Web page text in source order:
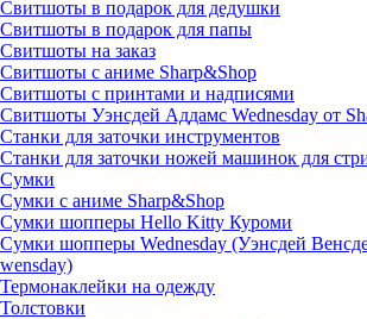
Свитшоты в подарок для дедушки
Свитшоты в подарок для папы
Свитшоты на заказ
Свитшоты с аниме Sharp&Shop
Свитшоты с принтами и надписями
Свитшоты Уэнсдей Аддамс Wednesday от
Станки для заточки инструментов
Станки для заточки ножей машинок для
Сумки
Сумки с аниме Sharp&Shop
Сумки шопперы Hello Kitty Куроми
Сумки шопперы Wednesday (Уэнсдей
wensday)
Термонаклейки на одежду
Толстовки